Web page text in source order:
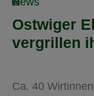
Ostwiger
vergrillen
Ca. 40